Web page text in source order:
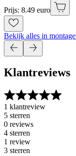
Prijs: 8.49 euro
Bekijk alles in
Klantreviews
1 klantreview
5 sterren
0 reviews
4 sterren
1 review
3 sterren